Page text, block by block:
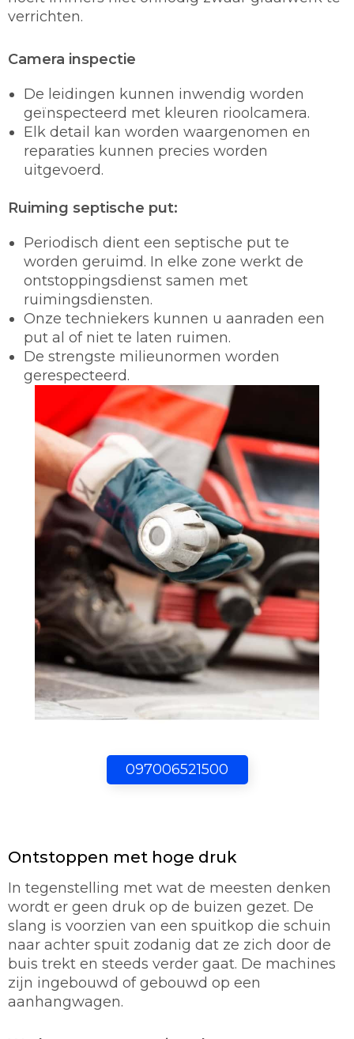
097006521500
verrichten.
Camera inspectie
De leidingen kunnen inwendig worden
geïnspecteerd met kleuren rioolcamera.
Elk detail kan worden waargenomen en
reparaties kunnen precies worden
uitgevoerd.
Ruiming septische put:
Periodisch dient een septische put te
worden geruimd. In elke zone werkt de
ontstoppingsdienst samen met
ruimingsdiensten.
Onze techniekers kunnen u aanraden een
put al of niet te laten ruimen.
De strengste milieunormen worden
gerespecteerd.
Ontstoppen met hoge druk
In tegenstelling met wat de meesten denken
wordt er geen druk op de buizen gezet. De
slang is voorzien van een spuitkop die schuin
naar achter spuit zodanig dat ze zich door de
buis trekt en steeds verder gaat. De machines
zijn ingebouwd of gebouwd op een
aanhangwagen.